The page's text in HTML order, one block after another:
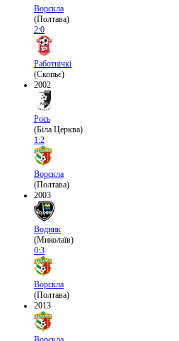
Ворскла
(Полтава)
2:0
Работнічкі
(Скопьє)
2002
Рось
(Біла Церква)
1:2
Ворскла
(Полтава)
2003
Водник
(Миколаїв)
0:3
Ворскла
(Полтава)
2013